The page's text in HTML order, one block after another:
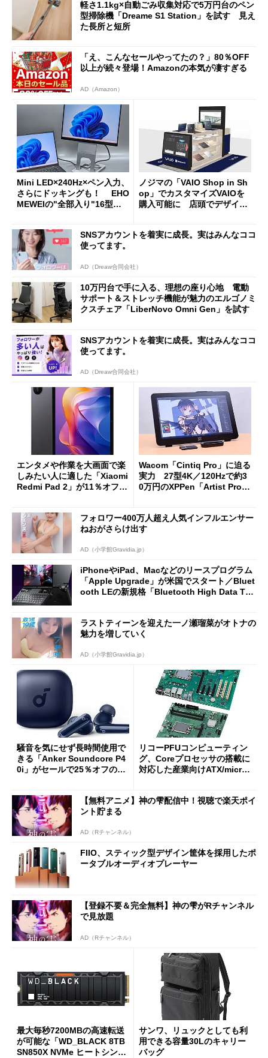
軽さ1.1kg×自動ごみ収集対応で5万円台のペン
型掃除機「Dreame S1 Station」を試す 見え
た長所と短所
「え、こんなセールやってたの？」80％OFF
以上が続々登場！Amazonの本気が凄すぎる
AD（Amazon）
Mini LED×240Hz×ペン入力、
さらにドッキングも！ EHO
MEWEIの"全部入り"16型モ
ノジマの「VAIO Shop in Sh
op」でカスタマイズVAIOを
購入可能に 店頭でデザイン
SNSアカウントを着実に成長。実はみんなココ
使ってます。
AD（Dreaw合同会社）
10万円台で手に入る、理想の座り心地 電動
サポート＆ストレッチ機能が魅力のエルゴノミ
クスチェア「LiberNovo Omni Gen」を試す
SNSアカウントを着実に成長。実はみんなココ
使ってます。
AD（Dreaw合同会社）
エンタメや作業を大画面で楽
しみたい人に適した「Xiaomi
Redmi Pad 2」が11％オフの
Wacom「Cintiq Pro」に迫る
実力 27型4K／120Hzで約3
0万円のXPPen「Artist Pro 2
フォロワー400万人超え人気インフルエンサー
ねおがさらけ出す
AD（小学館Gravidia.jp）
iPhoneやiPad、Macなどのリースプログラム
「Apple Upgrade」が米国でスタート／Bluet
ooth LEの新規格「Bluetooth High Data Thr
ラストティーンを迎えた一ノ瀬瑠菜がオトナの
魅力を増していく
AD（小学館Gravidia.jp）
騒音を気にせず長時間使用で
きる「Anker Soundcore P4
0i」がセールで25％オフの59
リコーPFUコンピューティン
グ、Coreプロセッサの搭載に
対応した産業向けATX/micro
【無料アニメ】神の雫配信中！視聴で楽天ポイ
ント貯まる
AD（Rチャンネル）
FIIO、スティック型デザイン筐体を採用したポ
ータブルオーディオプレーヤー
【登録不要＆完全無料】神の雫がRチャンネル
で見放題
AD（Rチャンネル）
最大毎秒7200MBの高速転送
が可能な「WD_BLACK 8TB
SN850X NVMe ヒートシンク
サンワ、リュックとしても利
用できる容量30Lのキャリー
バッグ